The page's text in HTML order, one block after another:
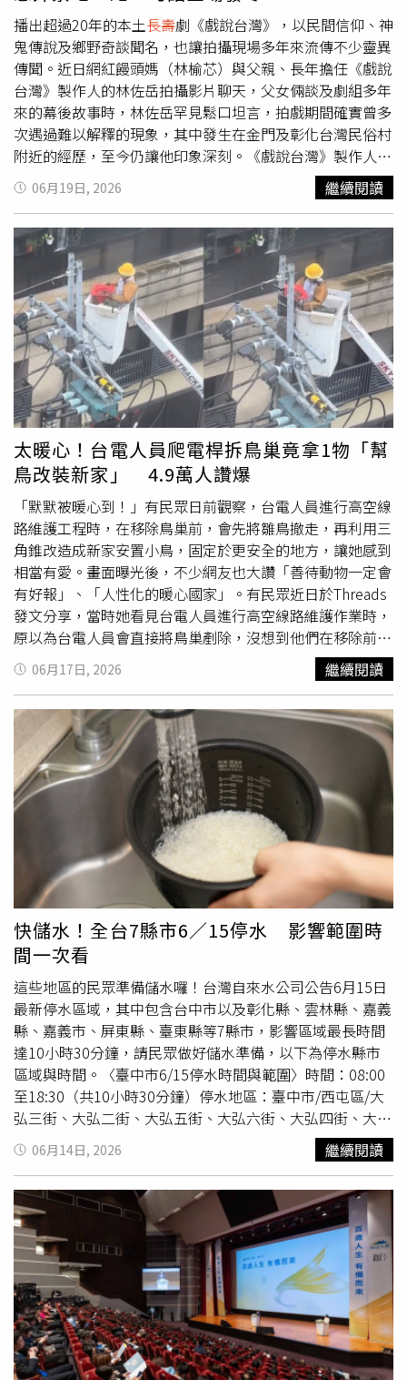
題。南山人壽前瞻社會需求，致力成為「超高齡社會下準備
最全面的保險公司」。114年南山人壽長照險市占率再度蟬
聯業界第一，穩居長照市場領導品牌，健康與傷害險
（A&H）商品亦穩健成長，持續為公司累積厚實的CSM基
石。為全方位應對 長壽風險，南山人壽打破傳統事後理賠框
架，積極朝向「事前健康促進」及「延長保戶健康狀態」發
展，推出「五大健康帳戶」，並落實四大健康承諾：一是將
長年期保單的保障年齡延長至100歲，以符合百歲人生的需
求；二是持續強化資產管理能力，落實長期承諾；三是設計
更貼近日常生活的外溢保單，提供更多樣的外溢機制；四是
規劃申設健康服務子公司，升級健康守護圈，讓服務更貼近
保戶需求，展現在超高齡社會下作為準備最全面保險公司的
決心。數位創新轉型，打造保險AI新世代南山人壽透過多項
尖端科技與AI應用，全面升級服務效率。在安全風控端，導
入「黃金眼AI防詐」，擴大資產安全防護網；在體驗端，首
創「金融Fast-ID行動投保」，順利通過金管會主題式監理
沙盒與業務試辦審核，完成超過22,000件新契約，未來更將
延伸至保全契變與理賠申請，打造「無紙化、無密碼、無偽
簽」）的全新保險旅程；在服務端，智能客服結合語意理解
引擎，為高齡者、新住民、身心障礙者等多元客群打造無障
礙服務，守護每位客戶的生活品質。橫掃國內外70項大獎，
全面實踐ESG永續治理南山人壽卓越表現獲得國內外媒體及
大眾高度肯定，114年共橫掃國內外70項大獎，連續刷新歷
史紀錄，更二度獲頒亞洲保險業獎（Asia Insurance
Industry Awards）的「年度最佳健康保險公司」（Health
Insurance Company of the Year）；並以卓越的公司治理、
財務績效及透明的永續資訊，獲頒「台灣百大永續典範企業
獎及永續報告獎」、《遠見》ESG企業永續獎公益推動組首
獎。保險是永續的事業，展望未來，在超高齡社會的路上，
南山人壽將秉持企業四大文化價值觀，穩健推進轉型步伐，
落實人才培育與文化，並持續推動保險價值轉型，協助客戶
面對長壽社會下的百歲人生，並累積公司獲利量能，讓未來
有備而來。
播出超過20年的本土長壽劇《戲說台灣》，以民間信仰、神
鬼傳說及鄉野奇談聞名，也讓拍攝現場多年來流傳不少靈異
傳聞。近日網紅饅頭媽（林榆芯）與父親、長年擔任《戲說
台灣》製作人的林佐岳拍攝影片聊天，父女倆談及劇組多年
來的幕後故事時，林佐岳罕見鬆口坦言，拍戲期間確實曾多
次遇過難以解釋的現象，其中發生在金門及彰化台灣民俗村
附近的經歷，至今仍讓他印象深刻。《戲說台灣》製作人林
佐岳坦言，劇組多年來確實曾遇過難以解釋的靈異現象。林
佐岳表示，《戲說台灣》多年來走遍全台各地取景，期間曾
遇過不少被外界視為「鬧鬼」的情況，而且不只一次。其中
最令他難忘的兩次經歷，一次發生在金門外景拍攝期間，另
一次則是在彰化台灣民俗村一帶取景。由於部分拍攝地點過
去曾有刑場、死刑犯執行槍決等歷史背景，加上環境偏僻、
人煙稀少，現場氣氛格外陰森，不少工作人員一到現場就感
覺渾身不自在，甚至有種背脊發涼的感受。他回憶，當時劇
組裡有一名對靈異現象特別敏感的女演員，在拍攝過程中突
然指著遠方某處空地說：「那裡有一個！」接著又陸續指向
不同方向表示「那裡也有一個」、「那邊還有一個」，彷彿
看見一般人無法察覺的存在。由於對方神情認真、語氣篤
定，讓在場工作人員全都愣住，不少人當場嚇得頭皮發麻，
紛紛追問是真是假，原本就充滿神秘氛圍的拍攝現場氣氛瞬
間降到冰點。林佐岳回憶，劇組曾在金門及彰化台灣民俗村
附近取景，發生令人印象深刻的靈異事件。林佐岳透露，這
名女演員不只一次在拍攝現場指出疑似有「不乾淨的東西」
出沒的位置。當時劇組中許多人都受到不小衝擊，他自己聽
完後同樣感到震撼，甚至在收工後對相關拍攝場地心生忌
憚，晚上幾乎不敢再靠近。部分工作人員也因此留下心理陰
影，之後若非必要，劇組盡量避免在夜間重返相關地點拍
攝。聽完父親分享後，饅頭媽進一步追問，這位被認為具有
特殊感應能力的女演員是否就是有「寬姐」稱號的資深藝人
易淑寬。林佐岳則當場證實就是她，等同間接證實多年來流
傳於《戲說台灣》劇組之間的說法。據了解，易淑寬本身具
有乩童背景，因此對靈異相關事物向來抱持較高敏感度，也
讓這段往事更添神秘色彩。林佐岳透露，曾有演員在拍攝現
場指著空地表示看見「不乾淨的東西」，讓工作人員當場嚇
壞。影片曝光後隨即引發網友熱烈討論，不少觀眾直呼「聽
了毛骨悚然」、「《戲說台灣》本來就很有靈異氛圍」、
「難怪有些單元看起來特別真實」，也有人提到易淑寬過去
主演的「阿姑系列」至今仍是經典之作。不過也有網友認
為，比起鬼神傳說，人心反而更令人害怕，「沒親眼看過鬼
害人，但人害人的事情天天都在發生」。至於從小看著《戲
說台灣》長大的饅頭媽則笑說，這部戲可說是陪伴自己成長
的重要回憶，小時候總覺得劇中的演員特別漂亮。她還幽默
表示，在醫美尚未普及的年代，許多藝人幾乎都是「原裝進
口」。當林佐岳最後開玩笑詢問她是否有意願參演《戲說台
灣》時，她則笑回，如果只是飾演不用講台詞的「頂級花
瓶」或許可以接受，但全劇幾乎以台語演出，對自己仍是一
大挑戰，而聽完父親分享的種種經歷後，也讓她對這個陪伴
無數人成長的經典劇組，多了一分敬畏與好奇。CTWANT提
醒您：民俗信仰僅供參考，請勿過度迷信！
06月19日, 2026 繼續閱讀
太暖心！台電人員爬電桿拆鳥巢竟拿1物「幫
鳥改裝新家」 4.9萬人讚爆
「默默被暖心到！」有民眾日前觀察，台電人員進行高空線
路維護工程時，在移除鳥巢前，會先將雛鳥撤走，再利用三
角錐改造成新家安置小鳥，固定於更安全的地方，讓她感到
相當有愛。畫面曝光後，不少網友也大讚「善待動物一定會
有好報」、「人性化的暖心國家」。有民眾近日於Threads
發文分享，當時她看見台電人員進行高空線路維護作業時，
原以為台電人員會直接將鳥巢剷除，沒想到他們在移除前，
就已經先把雛鳥撤離，還另外安置了一個三角錐的家給雛
鳥，且固定得很牢，「默默被暖心到，希望這個世界都可以
如此充滿愛！」貼文曝光後，吸引超過4.9萬按讚，許多網
友紛紛在底下留言，「這故事告訴我們：人在做不一定天在
看，也可能有住樓上民眾在看」、「一個小動作建立的公司
形象，勝過投入上百萬元的廣告」、「沒想到在台灣竟然能
夠看到公家單位在施工時，這麼搞剛的爬上爬下佈置，只為
了好好安置這些小鄰居，而不是直接丟棄鳥巢」、「善待動
物一定會有好報」、「一個社會的文明程度，要看他們怎麼
面對最弱小的族群，謝謝這幾位台電員工」、「人性化的暖
心國家」。也有人說，「其實台電對這些築巢的鳥感到很困
擾，是引起短路停電的原因之一」、「不知道能不能找鳥類
專家合作，開發適合固定在電線桿上的臨時鳥巢，畢竟都市
叢林裡鳥兒們的選擇有限，也不能怪牠們」、「平常最常看
到是一堆路樹被砍頭，連鳥巢都不管，直接放其自生自滅，
真的覺得台電的舉動很感心」、「希望那些修剪樹木讓雛鳥
掉下來摔死的，可以學習一下」、「三角錐不錯，強壯 長壽
又絕緣，還有預留排水設計，絕妙好窩」。還有人指出，鳥
類築巢一直是台電蠻頭痛的問題，架空線路有LBS的桿位，
通常是鳥類喜歡築巢的點，牠們可能去叼樹枝、長條形等物
品放在LBS上，若物品去碰到桿上設備的裸露處，剛好形成
一個迴路放電，時間久了絕緣被破壞，導致桿位上含上游跟
下游的所有用戶跳電或停電，「台電人員值得稱讚，活電清
鳥巢，桿上該掩蔽的點都有掩蔽，人員也有帶絕緣手套、肩
套，讚」。
06月17日, 2026 繼續閱讀
快儲水！全台7縣市6／15停水 影響範圍時
間一次看
這些地區的民眾準備儲水囉！台灣自來水公司公告6月15日
最新停水區域，其中包含台中市以及彰化縣、雲林縣、嘉義
縣、嘉義市、屏東縣、臺東縣等7縣市，影響區域最長時間
達10小時30分鐘，請民眾做好儲水準備，以下為停水縣市
區域與時間。〈臺中市6/15停水時間與範圍〉時間：08:00
至18:30（共10小時30分鐘）停水地區：臺中市/西屯區/大
弘三街、大弘二街、大弘五街、大弘六街、大弘四街、大弘
街、大有街。臺中市/西屯區/大弘三街、大弘二街、大弘五
街、大弘六街、大弘四街、大弘街、大有街停水原因：汰換
範圍〉時間：08:00至18:00（共10小時）停水地區：員林
市/光明南街西側1~67號停水原因：汰換管線工程（圖／台
灣自來水公司）〈雲林縣6/15停水時間與範圍1〉時間：
09:00至17:00（共8小時）停水地區：雲林縣/四湖鄉/中正
路、保安路、保長湖路、安溪路、至善街、關聖路停水原
因：管線新舊管連絡停水施工改接（圖／台灣自來水公司）
〈雲林縣6/15停水時間與範圍2〉時間：08:00至18:00（共
10小時）停水地區：雲林縣/四湖鄉/美山街、金山街。停水
06月14日, 2026 繼續閱讀